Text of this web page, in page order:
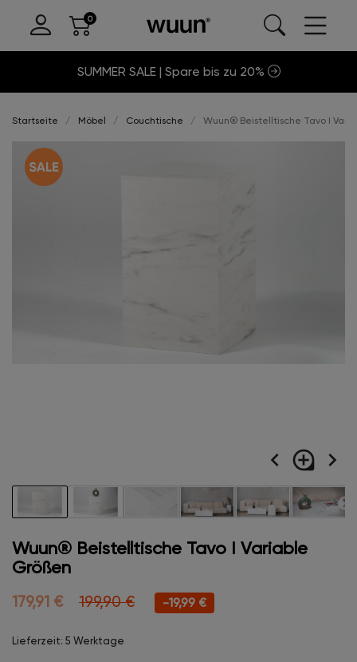
SUMMER SALE | Spare bis zu 20%
Startseite Möbel Couchtische Wuun® Beistelltische Tavo I
navigate_before loupe navigate_next
Wuun® Beistelltische Tavo I Variable
Größen
179,91 € 199,90 € -19,99 €
Lieferzeit: 5 Werktage